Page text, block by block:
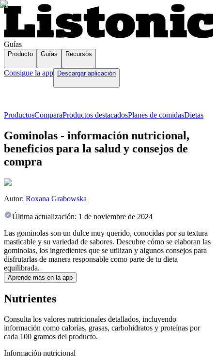
Guías
Producto Guías Recursos
Consigue la app Descargar aplicación
ProductosComparaProductos destacadosPlanes de comidasDietas
Gominolas - información nutricional,
beneficios para la salud y consejos de
compra
Autor: Roxana Grabowska
Última actualización: 1 de noviembre de 2024
Las gominolas son un dulce muy querido, conocidas por su textura
masticable y su variedad de sabores. Descubre cómo se elaboran las
gominolas, los ingredientes que se utilizan y algunos consejos para
disfrutarlas de manera responsable como parte de tu dieta
equilibrada.
Aprende más en la app
Nutrientes
Consulta los valores nutricionales detallados, incluyendo
información como calorías, grasas, carbohidratos y proteínas por
cada 100 gramos del producto.
Información nutricional